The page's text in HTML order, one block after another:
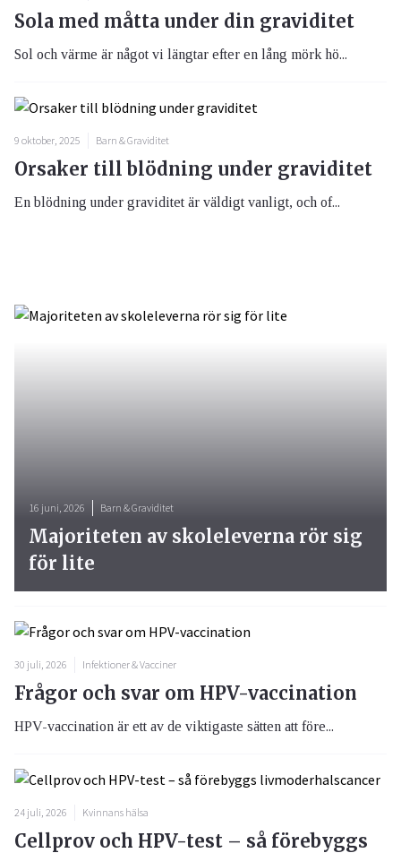
Sola med måtta under din graviditet
Sol och värme är något vi längtar efter en lång mörk hö...
9 oktober, 2025 Barn & Graviditet
Orsaker till blödning under graviditet
En blödning under graviditet är väldigt vanligt, och of...
30 juli, 2026 Infektioner & Vacciner
Frågor och svar om HPV-vaccination
HPV-vaccination är ett av de viktigaste sätten att före...
24 juli, 2026 Kvinnans hälsa
Cellprov och HPV-test – så förebyggs
16 juni, 2026 Barn & Graviditet
Majoriteten av skoleleverna rör sig
för lite